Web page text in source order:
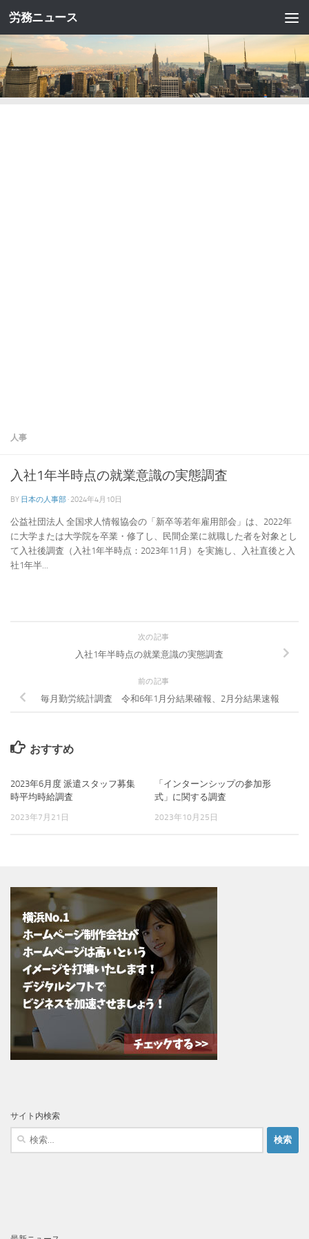
コンテンツへスキップ
労務ニュース
人事
入社1年半時点の就業意識の実態調査
BY 日本の人事部 · 2024年4月10日
公益社団法人 全国求人情報協会の「新卒等若年雇用部会」は、2022年
に大学または大学院を卒業・修了し、民間企業に就職した者を対象とし
て入社後調査（入社1年半時点：2023年11月）を実施し、入社直後と入
社1年半...
次の記事
入社1年半時点の就業意識の実態調査
前の記事
毎月勤労統計調査 令和6年1月分結果確報、2月分結果速報
おすすめ
2023年6月度 派遣スタッフ募集
時平均時給調査
2023年7月21日
「インターンシップの参加形
式」に関する調査
2023年10月25日
サイト内検索